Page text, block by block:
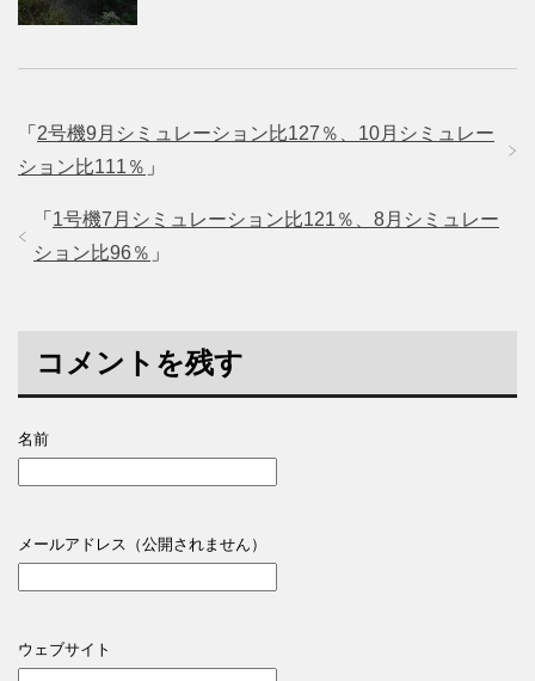
「 2号機9月シミュレーション比127％、10月シミュレー
ション比111％ 」
「 1号機7月シミュレーション比121％、8月シミュレー
ション比96％ 」
コメントを残す
名前
メールアドレス（公開されません）
ウェブサイト